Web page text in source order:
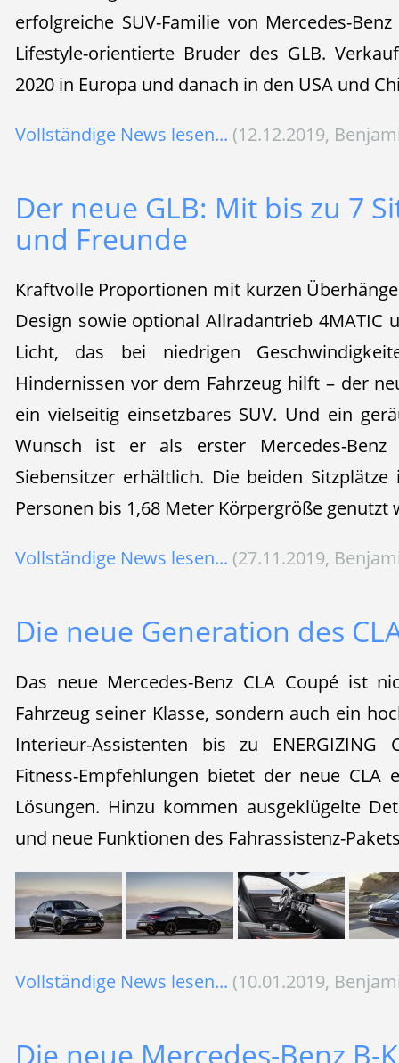
erfolgreiche SUV-Familie von Mercedes-
Lifestyle-orientierte Bruder des GLB.
2020 in Europa und danach in den USA und
Vollständige News lesen... (12.12.2019,
Der neue GLB: Mit bis zu 7
und Freunde
Kraftvolle Proportionen mit kurzen
Design sowie optional Allradantrieb 4MATIC
Licht, das bei niedrigen
Hindernissen vor dem Fahrzeug hilft – der
ein vielseitig einsetzbares SUV. Und ein
Wunsch ist er als erster Mercedes-
Siebensitzer erhältlich. Die beiden
Personen bis 1,68 Meter Körpergröße genutzt
Vollständige News lesen... (27.11.2019,
Die neue Generation des
Das neue Mercedes-Benz CLA Coupé ist
Fahrzeug seiner Klasse, sondern auch ein
Interieur-Assistenten bis zu ENERGIZING
Fitness-Empfehlungen bietet der neue CLA
Lösungen. Hinzu kommen ausgeklügelte
und neue Funktionen des Fahrassistenz-
Vollständige News lesen... (10.01.2019,
Die neue Mercedes-Benz B-